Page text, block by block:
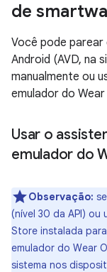
de
Você pode
Android (AVD, na
manualmente ou
emulador do Wear
Usar o
emulador do
Observação:
(nível 30 da API) ou
Store instalada
emulador do Wear
sistema nos